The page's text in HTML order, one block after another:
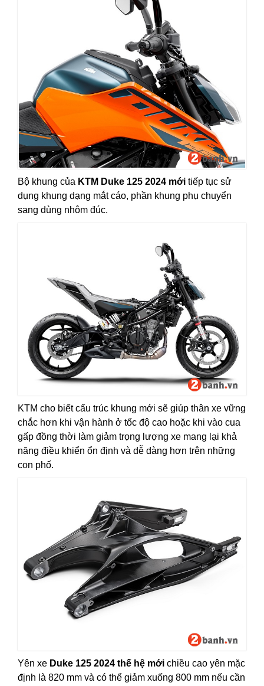
Bộ khung của KTM Duke 125 2024 mới tiếp tục sử
dụng khung dạng mắt cáo, phần khung phụ chuyển
sang dùng nhôm đúc.
KTM cho biết cấu trúc khung mới sẽ giúp thân xe vững
chắc hơn khi vận hành ở tốc độ cao hoặc khi vào cua
gấp đồng thời làm giảm trọng lượng xe mang lại khả
năng điều khiển ổn định và dễ dàng hơn trên những
con phố.
Yên xe Duke 125 2024 thế hệ mới chiều cao yên mặc
định là 820 mm và có thể giảm xuống 800 mm nếu cần